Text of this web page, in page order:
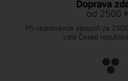
Doprava
od 2500
Při objednávce alespoň za
celé České